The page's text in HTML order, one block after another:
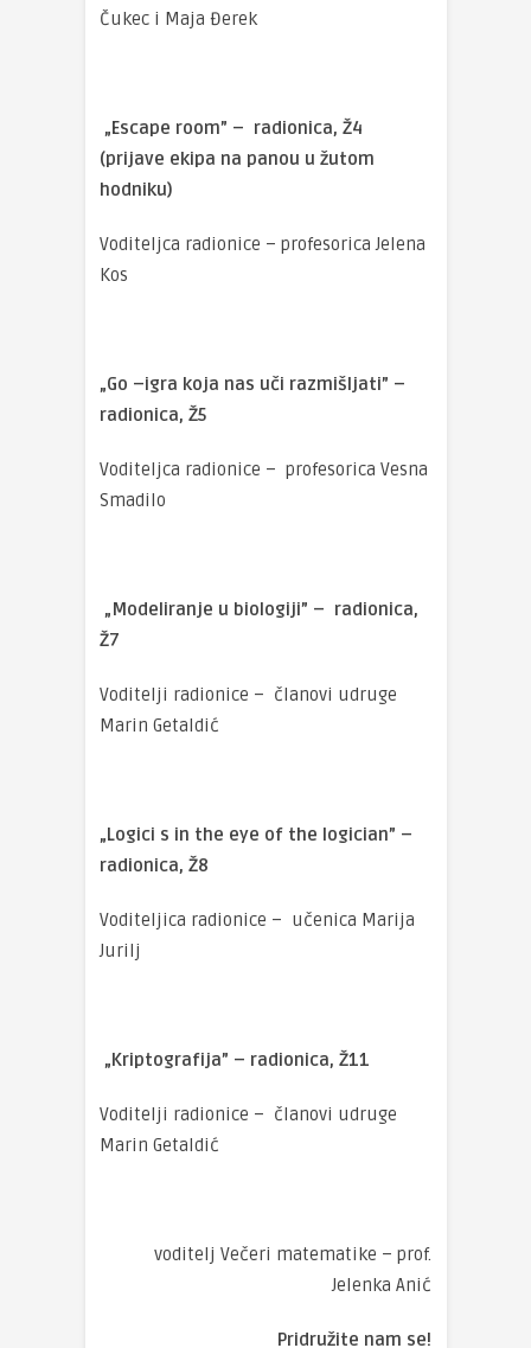
Čukec i Maja Đerek
„Escape room” – radionica, Ž4
(prijave ekipa na panou u žutom
hodniku)
Voditeljca radionice – profesorica Jelena
Kos
„Go –igra koja nas uči razmišljati” –
radionica, Ž5
Voditeljca radionice – profesorica Vesna
Smadilo
„Modeliranje u biologiji” – radionica,
Ž7
Voditelji radionice – članovi udruge
Marin Getaldić
„Logici s in the eye of the logician” –
radionica, Ž8
Voditeljica radionice – učenica Marija
Jurilj
„Kriptografija” – radionica, Ž11
Voditelji radionice – članovi udruge
Marin Getaldić
voditelj Večeri matematike – prof.
Jelenka Anić
Pridružite nam se!